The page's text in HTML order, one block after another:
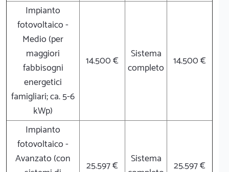
Impianto
fotovoltaico -
Medio (per
maggiori
fabbisogni
energetici
famigliari; ca. 5-6
kWp)
14.500 €
Sistema
completo
14.500 €
Impianto
fotovoltaico -
Avanzato (con
25.597 €
Sistema
25.597 €